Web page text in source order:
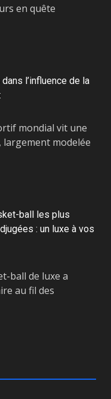
en quête
l’influence de la
mondial vit une
modelée
ball les plus
: un luxe à vos
ball de luxe a
au fil des